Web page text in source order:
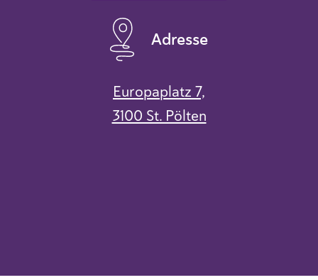
Adresse
Europaplatz 7,
3100 St. Pölten